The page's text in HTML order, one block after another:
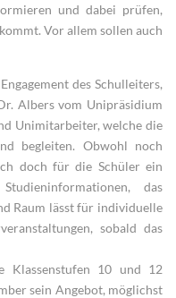
und dabei prüfen,
Vor allem sollen auch
des Schulleiters,
Albers vom Unipräsidium
Unimitarbeiter, welche die
begleiten. Obwohl noch
doch für die Schüler ein
das
Raum lässt für individuelle
sobald das
Klassenstufen 10 und 12
sein Angebot, möglichst